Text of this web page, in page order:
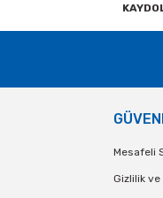
Mesafeli
Gizlilik ve